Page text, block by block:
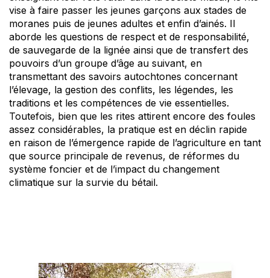
vise à faire passer les jeunes garçons aux stades de
moranes puis de jeunes adultes et enfin d’ainés. Il
aborde les questions de respect et de responsabilité,
de sauvegarde de la lignée ainsi que de transfert des
pouvoirs d’un groupe d’âge au suivant, en
transmettant des savoirs autochtones concernant
l’élevage, la gestion des conflits, les légendes, les
traditions et les compétences de vie essentielles.
Toutefois, bien que les rites attirent encore des foules
assez considérables, la pratique est en déclin rapide
en raison de l’émergence rapide de l’agriculture en tant
que source principale de revenus, de réformes du
système foncier et de l’impact du changement
climatique sur la survie du bétail.